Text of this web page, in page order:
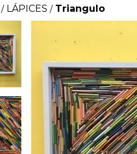
/ LÁPICES / Triangulo